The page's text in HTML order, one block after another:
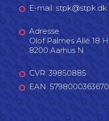
E-mail: stpk@stpk.dk
Adresse
Olof Palmes Allé 18 H
8200 Aarhus N
CVR: 39850885
EAN: 5798000363670